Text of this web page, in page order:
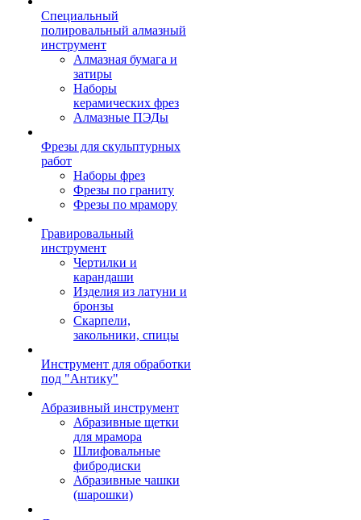
Специальный
полировальный алмазный
инструмент
Алмазная бумага и
затиры
Наборы
керамических фрез
Алмазные ПЭДы
Фрезы для скульптурных
работ
Наборы фрез
Фрезы по граниту
Фрезы по мрамору
Гравировальный
инструмент
Чертилки и
карандаши
Изделия из латуни и
бронзы
Скарпели,
закольники, спицы
Инструмент для обработки
под "Антику"
Абразивный инструмент
Абразивные щетки
для мрамора
Шлифовальные
фибродиски
Абразивные чашки
(шарошки)